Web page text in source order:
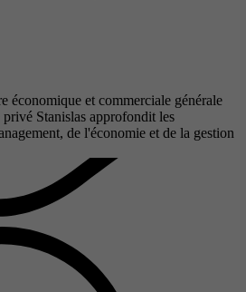
économique et commerciale générale
Stanislas approfondit les
de l'économie et de la gestion